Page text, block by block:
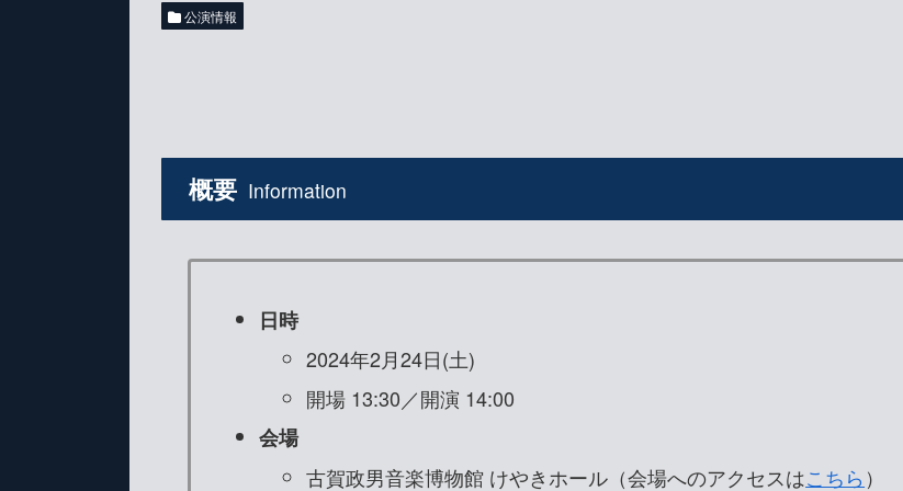
公演情報
概要 Information
日時
2024年2月24日(土)
開場 13:30／開演 14:00
会場
古賀政男音楽博物館 けやきホール（会場へのアクセスはこちら ）